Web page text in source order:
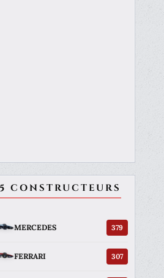
CONSTRUCTEURS
MERCEDES 379
FERRARI 307